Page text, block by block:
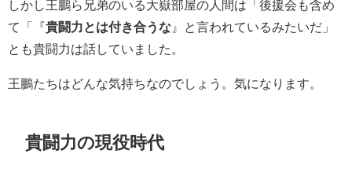
しかし王鵬ら兄弟のいる大嶽部屋の人間は「後援会も含め
て「『貴闘力とは付き合うな 』と言われているみたいだ」
とも貴闘力は話していました。
王鵬たちはどんな気持ちなのでしょう。気になります。
貴闘力の現役時代